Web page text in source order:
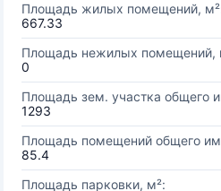
Площадь жилых помещений,
667.33
Площадь нежилых помещений,
0
Площадь зем. участка общего
1293
Площадь помещений общего
85.4
Площадь парковки, м²: